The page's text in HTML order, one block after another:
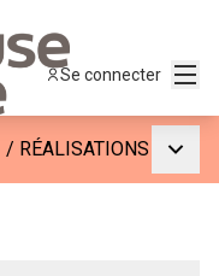
Se connecter
/ RÉALISATIONS